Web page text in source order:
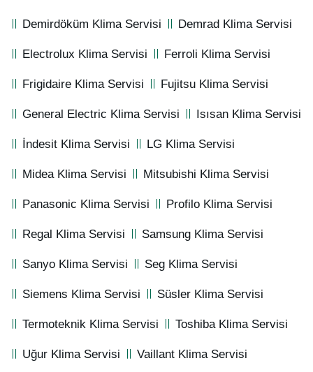
Demirdöküm Klima Servisi Demrad Klima Servisi
Electrolux Klima Servisi Ferroli Klima Servisi
Frigidaire Klima Servisi Fujitsu Klima Servisi
General Electric Klima Servisi Isısan Klima Servisi
İndesit Klima Servisi LG Klima Servisi
Midea Klima Servisi Mitsubishi Klima Servisi
Panasonic Klima Servisi Profilo Klima Servisi
Regal Klima Servisi Samsung Klima Servisi
Sanyo Klima Servisi Seg Klima Servisi
Siemens Klima Servisi Süsler Klima Servisi
Termoteknik Klima Servisi Toshiba Klima Servisi
Uğur Klima Servisi Vaillant Klima Servisi